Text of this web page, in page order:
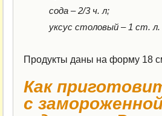
сода – 2/3 ч. л;
уксус столовый – 1 ст. л.
Продукты даны на форму 18
Как
с